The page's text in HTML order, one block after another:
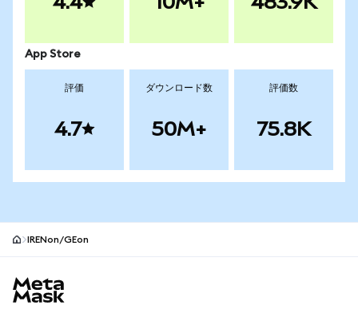
App Store
評価
4.7
ダウンロード数
50M+
評価数
75.8K
IRENon/GEon